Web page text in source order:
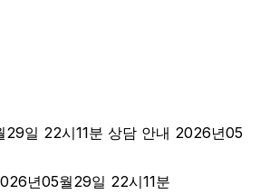
29일 22시11분 상담 안내 2026년05
년05월29일 22시11분